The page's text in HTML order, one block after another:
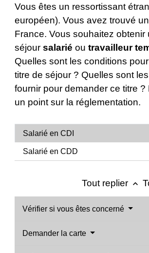
Vous êtes un ressortissant
européen). Vous avez trouvé
France. Vous souhaitez obtenir
séjour salarié ou travailleur
Quelles sont les conditions
titre de séjour ? Quelles sont
fournir pour demander ce titre ?
un point sur la réglementation.
Salarié en CDI
Salarié en CDD
Tout replier keyboard_arrow_up
Vérifier si vous êtes concerné
Demander la carte